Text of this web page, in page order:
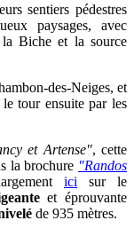
sentiers pédestres
paysages, avec
la Biche et la source
des-Neiges, et
tour ensuite par les
et Artense", cette
la brochure "Randos
ici sur le
et éprouvante
de 935 mètres.